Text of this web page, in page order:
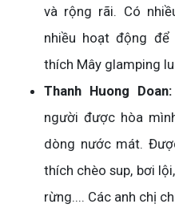
và rộng rãi. Có
nhiều hoạt động
thích Mây glamping
Thanh Huong Doan:
người được hòa
dòng nước mát.
thích chèo sup, bơi
rừng.... Các anh chị